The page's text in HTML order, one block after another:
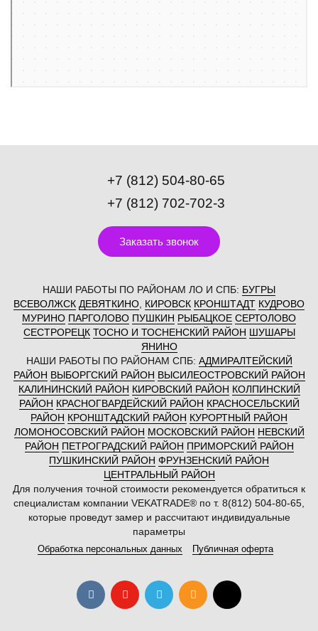
+7 (812) 504-80-65
+7 (812) 702-702-3
Заказать звонок
НАШИ РАБОТЫ ПО РАЙОНАМ ЛО И СПБ: БУГРЫ
ВСЕВОЛЖСК ДЕВЯТКИНО КИРОВСК КРОНШТАДТ КУДРОВО
МУРИНО ПАРГОЛОВО ПУШКИН РЫБАЦКОЕ СЕРТОЛОВО
СЕСТРОРЕЦК ТОСНО И ТОСНЕНСКИЙ РАЙОН ШУШАРЫ
ЯНИНО
НАШИ РАБОТЫ ПО РАЙОНАМ СПБ: АДМИРАЛТЕЙСКИЙ
РАЙОН ВЫБОРГСКИЙ РАЙОН ВЫСИЛЕОСТРОВСКИЙ РАЙОН
КАЛИНИНСКИЙ РАЙОН КИРОВСКИЙ РАЙОН КОЛПИНСКИЙ
РАЙОН КРАСНОГВАРДЕЙСКИЙ РАЙОН КРАСНОСЕЛЬСКИЙ
РАЙОН КРОНШТАДСКИЙ РАЙОН КУРОРТНЫЙ РАЙОН
ЛОМОНОСОВСКИЙ РАЙОН МОСКОВСКИЙ РАЙОН НЕВСКИЙ
РАЙОН ПЕТРОГРАДСКИЙ РАЙОН ПРИМОРСКИЙ РАЙОН
ПУШКИНСКИЙ РАЙОН ФРУНЗЕНСКИЙ РАЙОН
ЦЕНТРАЛЬНЫЙ РАЙОН
Для получения точной стоимости рекомендуется обратиться к
специалистам компании VEKATRADE® по т. 8(812) 504-80-65,
которые проведут замер и рассчитают индивидуальные
параметры
Обработка персональных данных Публичная оферта